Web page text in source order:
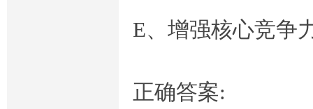
E、增强核心竞争
正确答案: